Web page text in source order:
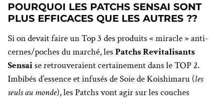
POURQUOI LES PATCHS SENSAI SONT
PLUS EFFICACES QUE LES AUTRES ??
Si on devait faire un Top 3 des produits « miracle » anti-
cernes/poches du marché, les Patchs Revitalisants
Sensaise retrouveraient certainement dans le TOP 2.
Imbibés d’essence et infusés de Soie de Koishimaru (les
seuls au monde), les Patchs vont agir sur les couches